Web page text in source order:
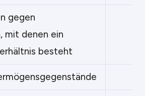
gegen
mit denen ein
besteht